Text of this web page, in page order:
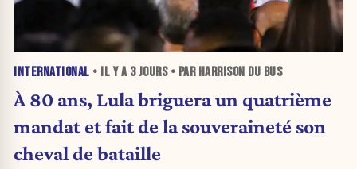
INTERNATIONAL • IL Y A 3 JOURS• PAR HARRISON DU BUS
À 80 ans, Lula briguera un quatrième
mandat et fait de la souveraineté son
cheval de bataille